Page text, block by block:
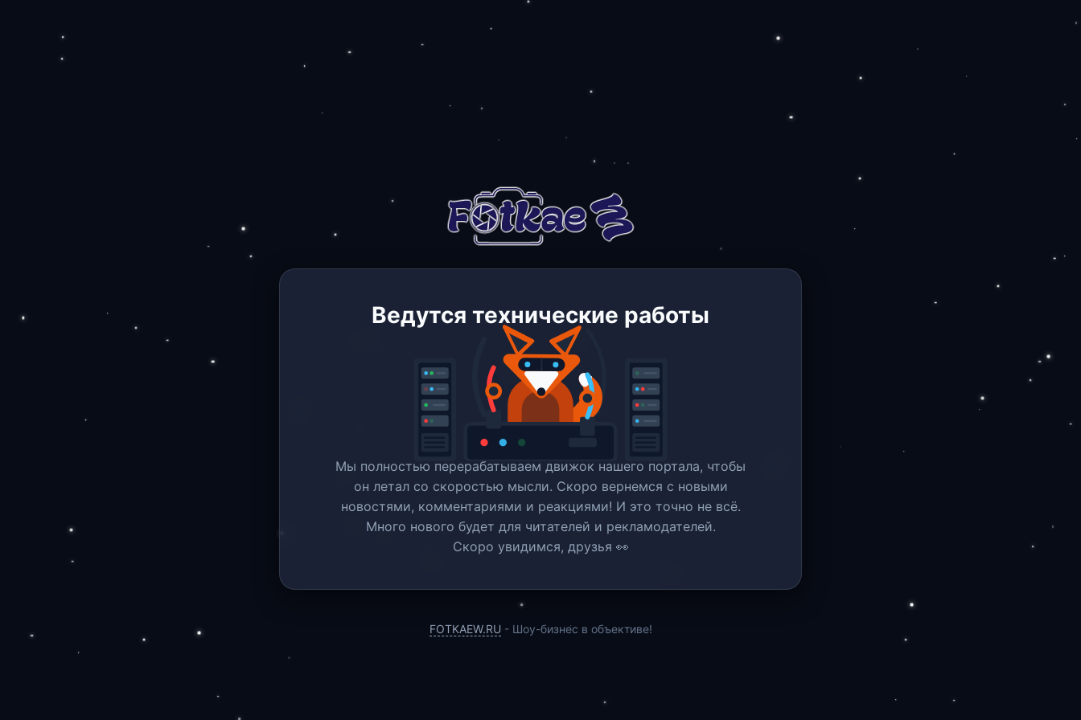
Ведутся технические работы
Мы полностью перерабатываем движок нашего портала, чтобы
он летал со скоростью мысли. Скоро вернемся c новыми
новостями, комментариями и реакциями! И это точно не всё.
Много нового будет для читателей и рекламодателей.
Скоро увидимся, друзья 👀
FOTKAEW.RU - Шоу-бизнес в объективе!